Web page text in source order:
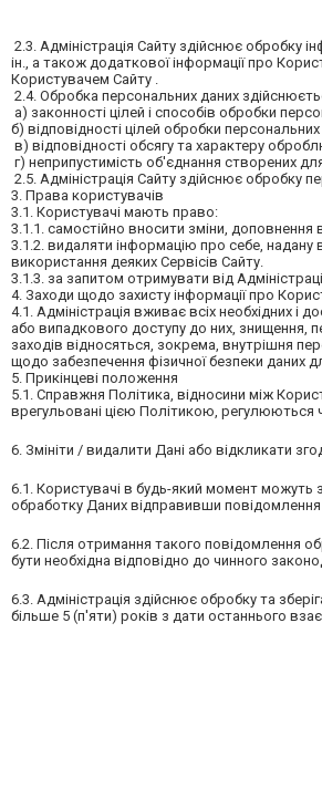
2.3. Адміністрація Сайту здійснює обробку
ін., а також додаткової інформації про
Користувачем Сайту .
2.4. Обробка персональних даних
а) законності цілей і способів обробки
б) відповідності цілей обробки
в) відповідності обсягу та характеру
г) неприпустимість об'єднання створених
2.5. Адміністрація Сайту здійснює обробку
3. Права користувачів
3.1. Користувачі мають право:
3.1.1. самостійно вносити зміни, доповнення
3.1.2. видаляти інформацію про себе,
використання деяких Сервісів Сайту.
3.1.3. за запитом отримувати від
4. Заходи щодо захисту інформації про
4.1. Адміністрація вживає всіх необхідних і
або випадкового доступу до них, знищення,
заходів відносяться, зокрема, внутрішня
щодо забезпечення фізичної безпеки даних
5. Прикінцеві положення
5.1. Справжня Політика, відносини між
врегульовані цією Політикою,
6. Змініти / видалити Дані або відкликати
6.1. Користувачі в будь-який момент можуть
обработку Даних відправивши
6.2. Після отримання такого повідомлення
бути необхідна відповідно до чинного
6.3. Адміністрація здійснює обробку та
більше 5 (п'яти) років з дати останнього